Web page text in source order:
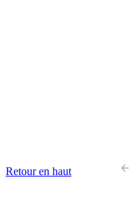
arrow_back
Retour en haut